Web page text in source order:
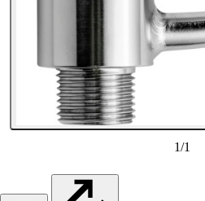
1/1